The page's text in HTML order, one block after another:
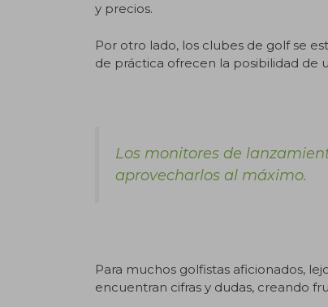
y precios.
Por otro lado, los clubes de golf se
de práctica ofrecen la posibilidad de
Los monitores de
aprovecharlos al máximo.
Para muchos golfistas aficionados,
encuentran cifras y dudas, creando